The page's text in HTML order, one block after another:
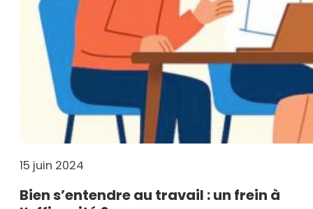
15 juin 2024
Bien s’entendre au travail : un frein à